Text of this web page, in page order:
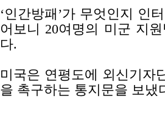
‘인간방패’가 무엇인지 인
어보니 20여명의 미군 지
다.
미국은 연평도에 외신기자
을 촉구하는 통지문을 보냈